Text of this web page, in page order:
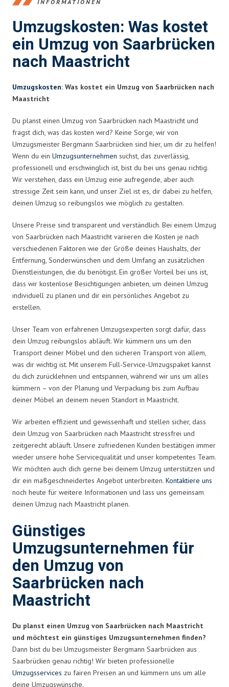
INFORMATIONEN
Umzugskosten: Was kostet
ein Umzug von Saarbrücken
nach Maastricht
Umzugskosten: Was kostet ein Umzug von Saarbrücken nach
Maastricht
Du planst einen Umzug von Saarbrücken nach Maastricht und
fragst dich, was das kosten wird? Keine Sorge, wir von
Umzugsmeister Bergmann Saarbrücken sind hier, um dir zu helfen!
Wenn du ein Umzugsunternehmen suchst, das zuverlässig,
professionell und erschwinglich ist, bist du bei uns genau richtig.
Wir verstehen, dass ein Umzug eine aufregende, aber auch
stressige Zeit sein kann, und unser Ziel ist es, dir dabei zu helfen,
deinen Umzug so reibungslos wie möglich zu gestalten.
Unsere Preise sind transparent und verständlich. Bei einem Umzug
von Saarbrücken nach Maastricht variieren die Kosten je nach
verschiedenen Faktoren wie der Größe deines Haushalts, der
Entfernung, Sonderwünschen und dem Umfang an zusätzlichen
Dienstleistungen, die du benötigst. Ein großer Vorteil bei uns ist,
dass wir kostenlose Besichtigungen anbieten, um deinen Umzug
individuell zu planen und dir ein persönliches Angebot zu
erstellen.
Unser Team von erfahrenen Umzugsexperten sorgt dafür, dass
dein Umzug reibungslos abläuft. Wir kümmern uns um den
Transport deiner Möbel und den sicheren Transport von allem,
was dir wichtig ist. Mit unserem Full-Service-Umzugspaket kannst
du dich zurücklehnen und entspannen, während wir uns um alles
kümmern – von der Planung und Verpackung bis zum Aufbau
deiner Möbel an deinem neuen Standort in Maastricht.
Wir arbeiten effizient und gewissenhaft und stellen sicher, dass
dein Umzug von Saarbrücken nach Maastricht stressfrei und
zeitgerecht abläuft. Unsere zufriedenen Kunden bestätigen immer
wieder unsere hohe Servicequalität und unser kompetentes Team.
Wir möchten auch dich gerne bei deinem Umzug unterstützen und
dir ein maßgeschneidertes Angebot unterbreiten. Kontaktiere uns
noch heute für weitere Informationen und lass uns gemeinsam
deinen Umzug nach Maastricht planen.
Günstiges
Umzugsunternehmen für
den Umzug von
Saarbrücken nach
Maastricht
Du planst einen Umzug von Saarbrücken nach Maastricht
und möchtest ein günstiges Umzugsunternehmen finden?
Dann bist du bei Umzugsmeister Bergmann Saarbrücken aus
Saarbrücken genau richtig! Wir bieten professionelle
Umzugsservices zu fairen Preisen an und kümmern uns um alle
deine Umzugswünsche.